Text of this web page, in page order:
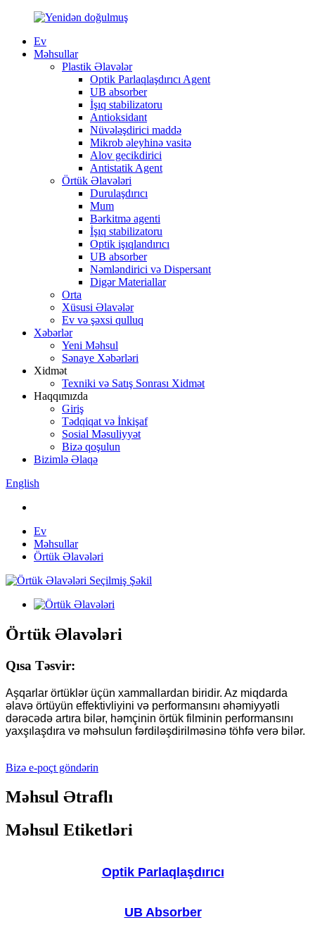
Ev
Məhsullar
Plastik Əlavələr
Optik Parlaqlaşdırıcı Agent
UB absorber
İşıq stabilizatoru
Antioksidant
Nüvələşdirici maddə
Mikrob əleyhinə vasitə
Alov gecikdirici
Antistatik Agent
Örtük Əlavələri
Durulaşdırıcı
Mum
Bərkitmə agenti
İşıq stabilizatoru
Optik işıqlandırıcı
UB absorber
Nəmləndirici və Dispersant
Digər Materiallar
Orta
Xüsusi Əlavələr
Ev və şəxsi qulluq
Xəbərlər
Yeni Məhsul
Sənaye Xəbərləri
Xidmət
Texniki və Satış Sonrası Xidmət
Haqqımızda
Giriş
Tədqiqat və İnkişaf
Sosial Məsuliyyət
Bizə qoşulun
Bizimlə Əlaqə
English
Ev
Məhsullar
Örtük Əlavələri
Örtük Əlavələri
Qısa Təsvir:
Aşqarlar örtüklər üçün xammallardan biridir. Az miqdarda
əlavə örtüyün effektivliyini və performansını əhəmiyyətli
dərəcədə artıra bilər, həmçinin örtük filminin performansını
yaxşılaşdıra və məhsulun fərdiləşdirilməsinə töhfə verə bilər.
Bizə e-poçt göndərin
Məhsul Ətraflı
Məhsul Etiketləri
Optik Parlaqlaşdırıcı
UB Absorber